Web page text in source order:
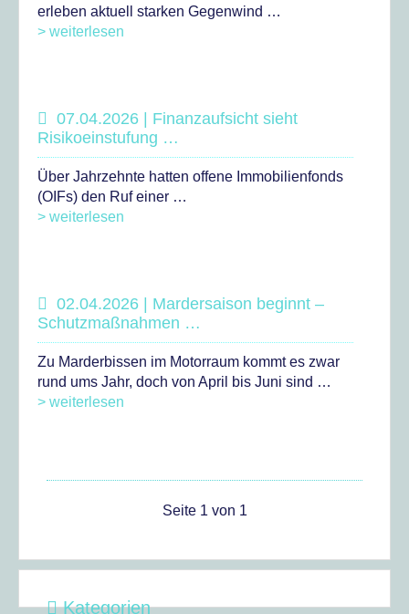
erleben aktuell starken Gegenwind …
> weiterlesen
07.04.2026 | Finanzaufsicht sieht
Risikoeinstufung …
Über Jahrzehnte hatten offene Immobilienfonds
(OIFs) den Ruf einer …
> weiterlesen
02.04.2026 | Mardersaison beginnt –
Schutzmaßnahmen …
Zu Marderbissen im Motorraum kommt es zwar
rund ums Jahr, doch von April bis Juni sind …
> weiterlesen
Seite 1 von 1
Kategorien